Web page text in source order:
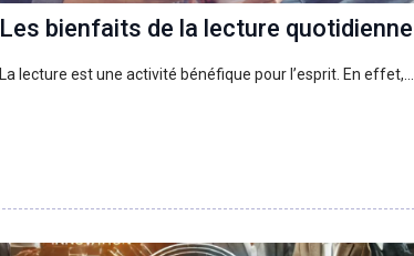
Les bienfaits de la lecture quotidienne
La lecture est une activité bénéfique pour l’esprit. En effet,…